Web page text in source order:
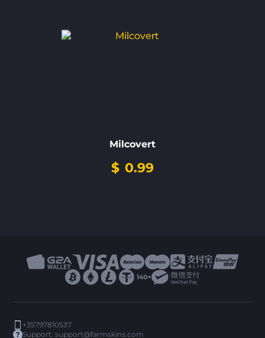
Milcovert
$ 0.99
+35797810537
Support:support@farmskins.com